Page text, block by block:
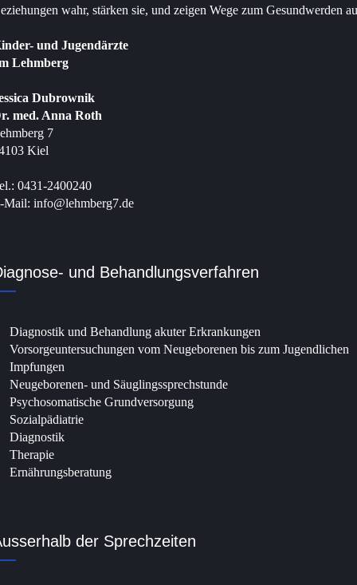
wahr, stärken sie, und zeigen Wege zum Gesundwerden
und Jugendärzte
Lehmberg
Dubrownik
med. Anna Roth
7
Kiel
0431-2400240
Mail: info@lehmberg7.de
und Behandlungsverfahren
Diagnostik und Behandlung akuter Erkrankungen
Vorsorgeuntersuchungen vom Neugeborenen bis zum Jugendlichen
Impfungen
Neugeborenen- und Säuglingssprechstunde
Psychosomatische Grundversorgung
Sozialpädiatrie
Diagnostik
Therapie
Ernährungsberatung
der Sprechzeiten